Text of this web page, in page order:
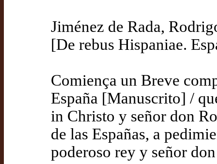
Jiménez de Rada,
[De rebus Hispaniae.
Comiença un Breve
España [Manuscrito] /
in Christo y señor don
de las Españas, a
poderoso rey y señor